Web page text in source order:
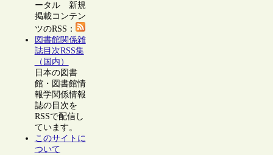
ータル 新規
掲載コンテン
ツのRSS：
図書館関係雑
誌目次RSS集
（国内）
日本の図書
館・図書館情
報学関係情報
誌の目次を
RSSで配信し
ています。
このサイトに
ついて